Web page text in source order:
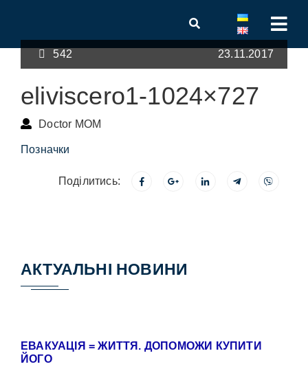
542 23.11.2017
eliviscero1-1024×727
Doctor MOM
Позначки
Поділитись:
АКТУАЛЬНІ НОВИНИ
ЕВАКУАЦІЯ = ЖИТТЯ. ДОПОМОЖИ КУПИТИ
ЙОГО